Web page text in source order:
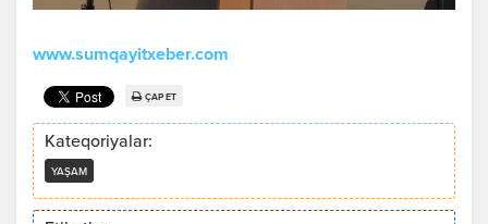
www.sumqayitxeber.com
ÇAP ET
Kateqoriyalar:
YAŞAM